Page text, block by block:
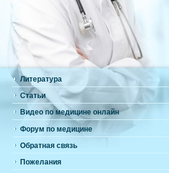
Литература
Статьи
Видео по медицине онлайн
Форум по медицине
Обратная связь
Пожелания